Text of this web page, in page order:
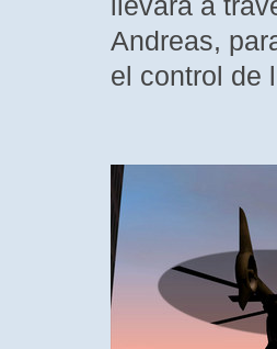
llevará a
Andreas,
el control de